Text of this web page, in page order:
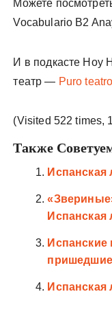
Можете
Vocabulario B2
И в подкасте Hoy
театр — Puro teatro
(Visited 522 times,
Также
Испанская
Испанская
Испанская